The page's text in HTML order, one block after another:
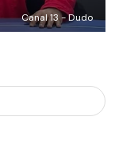
Canal 13 - Dudo